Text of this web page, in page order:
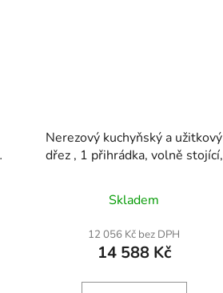
Nerezový kuchyňský a užitkový
dřez , 1 přihrádka, volně stojící,
27"x41", komerční dřezy s jednou
mísou pro garáž, restauraci,
kuchyň, prádelnu
Skladem
12 056 Kč bez DPH
14 588 Kč